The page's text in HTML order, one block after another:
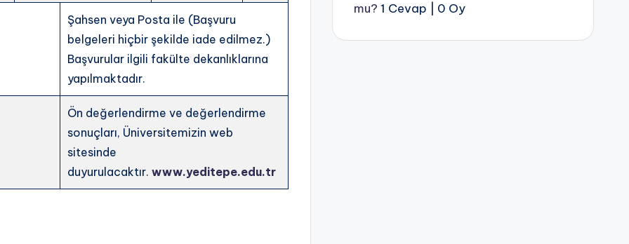
Şahsen veya Posta ile (Başvuru
belgeleri hiçbir şekilde iade edilmez.)
Başvurular ilgili fakülte dekanlıklarına
yapılmaktadır.
Ön değerlendirme ve değerlendirme
sonuçları, Üniversitemizin web
sitesinde
duyurulacaktır.www.yeditepe.edu.tr
mu? 1 Cevap 0 Oy